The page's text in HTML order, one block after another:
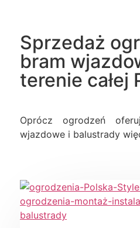
Sprzedaż
bram
terenie całej
Oprócz ogrodzeń
wjazdowe i balustrady